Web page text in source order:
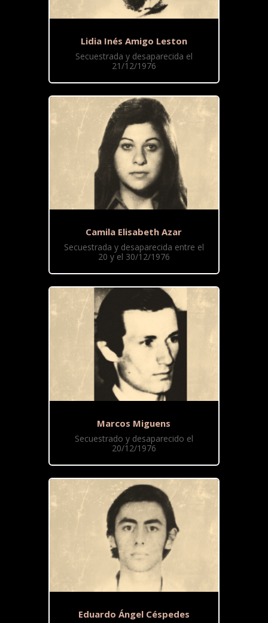
Lidia Inés Amigo Leston
Secuestrada y desaparecida el
21/12/1976
Camila Elisabeth Azar
Secuestrada y desaparecida entre el
20 y el 30/12/1976
Marcos Miguens
Secuestrado y desaparecido el
20/12/1976
Eduardo Ángel Céspedes